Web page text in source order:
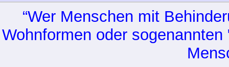
“Wer Menschen mit
Wohnformen oder